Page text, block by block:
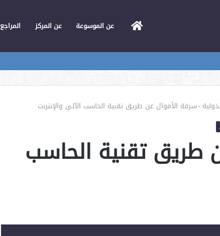
الرئيسيةعن الموسوعة عن المركز المراجع
-سرقة الأموال عن طريق تقنية الحاسب الآلي والإنترنت
طريق تقنية الحاسب